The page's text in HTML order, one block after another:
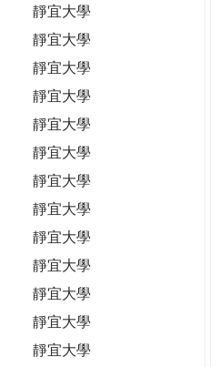
靜宜大學
靜宜大學
靜宜大學
靜宜大學
靜宜大學
靜宜大學
靜宜大學
靜宜大學
靜宜大學
靜宜大學
靜宜大學
靜宜大學
靜宜大學